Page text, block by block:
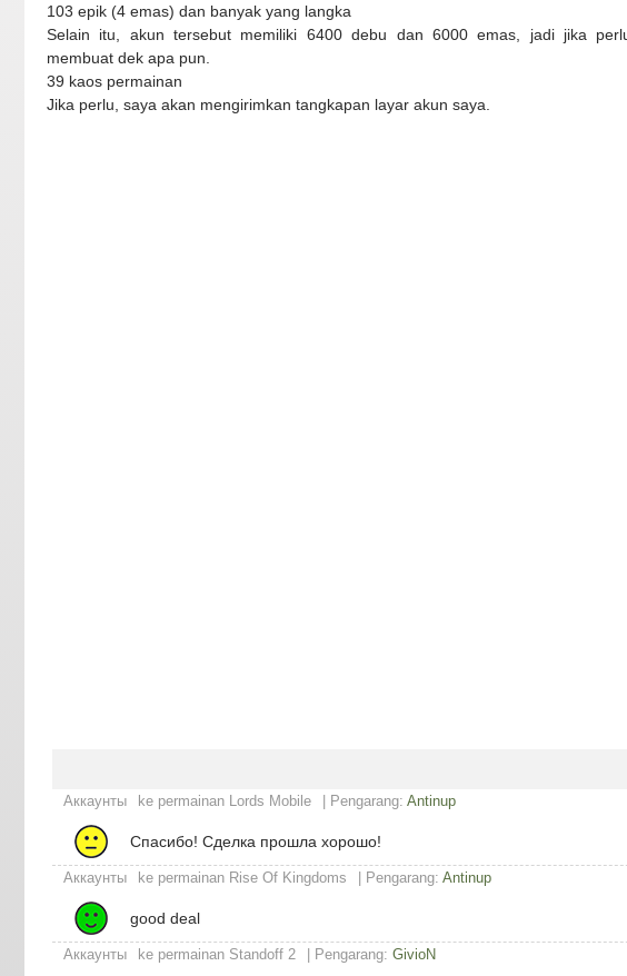
103 epik (4 emas) dan banyak yang langka
Selain itu, akun tersebut memiliki 6400 debu dan 6000 emas, jadi jika
membuat dek apa pun.
39 kaos permainan
Jika perlu, saya akan mengirimkan tangkapan layar akun saya.
Аккаунты ke permainan Lords Mobile | Pengarang: Antinup
Спасибо! Сделка прошла хорошо!
Аккаунты ke permainan Rise Of Kingdoms | Pengarang: Antinup
good deal
Аккаунты ke permainan Standoff 2 | Pengarang: GivioN